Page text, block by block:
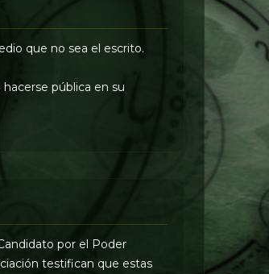
que no sea el escrito.
pública en su
por el Poder
testifican que estas